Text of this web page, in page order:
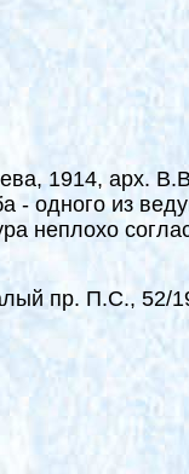
1914, арх.
одного из
неплохо
пр. П.С., 52/